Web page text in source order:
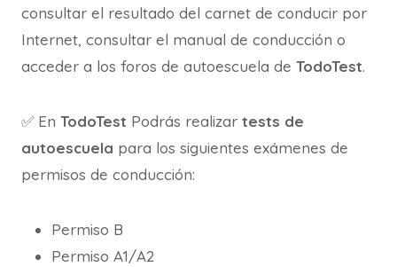
consultar el resultado del carnet de conducir por
Internet, consultar el manual de conducción o
acceder a los foros de autoescuela de TodoTest.
✅ En TodoTest Podrás realizar tests de
autoescuela para los siguientes exámenes de
permisos de conducción:
Permiso B
Permiso A1/A2